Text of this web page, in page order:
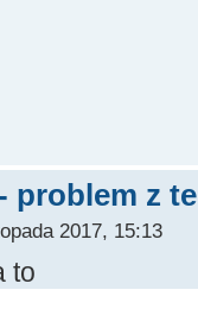
problem z
2017, 15:13
to